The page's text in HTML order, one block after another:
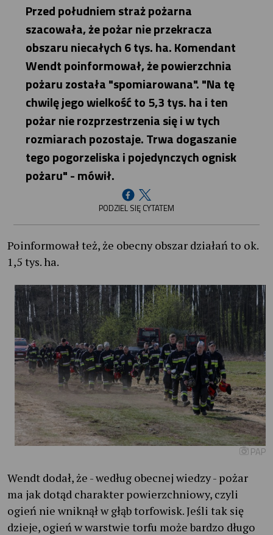
Przed południem straż pożarna
szacowała, że pożar nie przekracza
obszaru niecałych 6 tys. ha. Komendant
Wendt poinformował, że powierzchnia
pożaru została "spomiarowana". "Na tę
chwilę jego wielkość to 5,3 tys. ha i ten
pożar nie rozprzestrzenia się i w tych
rozmiarach pozostaje. Trwa dogaszanie
tego pogorzeliska i pojedynczych ognisk
pożaru" - mówił.
PODZIEL SIĘ CYTATEM
Poinformował też, że obecny obszar działań to ok.
1,5 tys. ha.
PAP
Wendt dodał, że - według obecnej wiedzy - pożar
ma jak dotąd charakter powierzchniowy, czyli
ogień nie wniknął w głąb torfowisk. Jeśli tak się
dzieje, ogień w warstwie torfu może bardzo długo